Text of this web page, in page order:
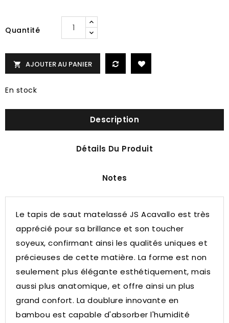
Quantité
 AJOUTER AU PANIER
En stock
Description
Détails Du Produit
Notes
Le tapis de saut matelassé JS Acavallo est très
apprécié pour sa brillance et son toucher
soyeux, confirmant ainsi les qualités uniques et
précieuses de cette matière. La forme est non
seulement plus élégante esthétiquement, mais
aussi plus anatomique, et offre ainsi un plus
grand confort. La doublure innovante en
bambou est capable d'absorber l'humidité